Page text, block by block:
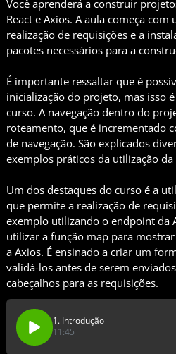
Você aprenderá a construir
React e Axios. A aula começa
realização de requisições e a
pacotes necessários para a
É importante ressaltar que é
inicialização do projeto, mas isso
curso. A navegação dentro do
roteamento, que é incrementado
de navegação. São explicados
exemplos práticos da utilização
Um dos destaques do curso é a
que permite a realização de
exemplo utilizando o endpoint da
utilizar a função map para
a Axios. É ensinado a criar um
validá-los antes de serem
cabeçalhos para as requisições.
1. Introdução
11:45